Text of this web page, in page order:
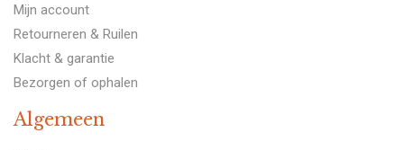
Mijn account
Retourneren & Ruilen
Klacht & garantie
Bezorgen of ophalen
Algemeen